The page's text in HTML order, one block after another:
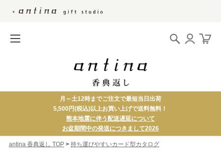
月～土12時までご注文で最短当日出荷
5,500円(税込)以上お買い上げで送料無料！
熊本地震に伴う配送遅延について
お盆期間中の発送につきまして2026
antina 香典返し TOP> 持ち運びやすいカード型カタログ